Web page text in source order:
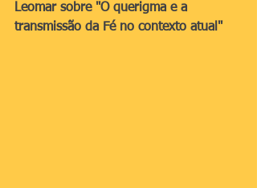
Leomar sobre "O querigma e a
transmissão da Fé no contexto atual"